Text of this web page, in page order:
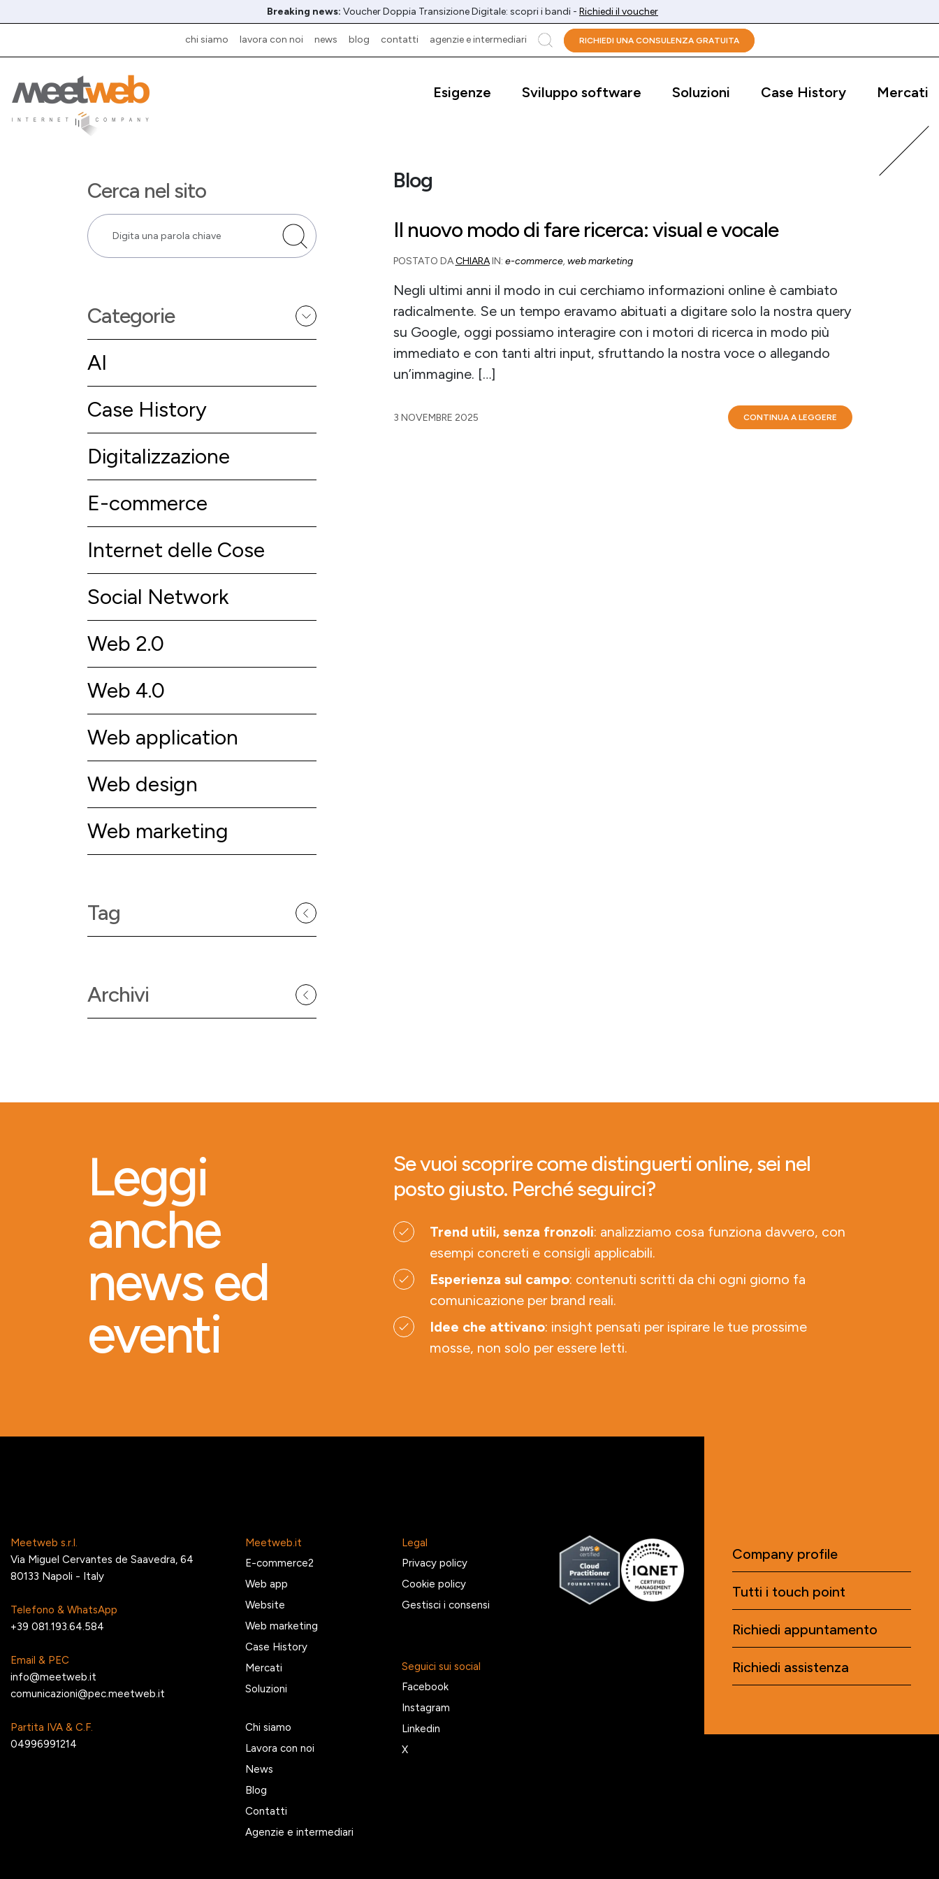
Breaking news: Voucher Doppia Transizione Digitale: scopri i bandi - Richiedi il voucher
chi siamo lavora con noi news blog contatti agenzie e intermediari cerca
RICHIEDI UNA CONSULENZA GRATUITA
Esigenze Sviluppo software Soluzioni Case History Mercati
Cerca nel sito
Categorie
AI
Case History
Digitalizzazione
E-commerce
Internet delle Cose
Social Network
Web 2.0
Web 4.0
Web application
Web design
Web marketing
Tag
Archivi
Blog
Il nuovo modo di fare ricerca: visual e vocale
POSTATO DACHIARAIN: e-commerce, web marketing
Negli ultimi anni il modo in cui cerchiamo informazioni online è cambiato
radicalmente. Se un tempo eravamo abituati a digitare solo la nostra query
su Google, oggi possiamo interagire con i motori di ricerca in modo più
immediato e con tanti altri input, sfruttando la nostra voce o allegando
un’immagine. […]
3 NOVEMBRE 2025 CONTINUA A LEGGERE
Leggi
anche
news ed
eventi
Se vuoi scoprire come distinguerti online, sei nel
posto giusto. Perché seguirci?
Trend utili, senza fronzoli: analizziamo cosa funziona davvero, con
esempi concreti e consigli applicabili.
Esperienza sul campo: contenuti scritti da chi ogni giorno fa
comunicazione per brand reali.
Idee che attivano: insight pensati per ispirare le tue prossime
mosse, non solo per essere letti.
Meetweb s.r.l.
Via Miguel Cervantes de Saavedra, 64
80133 Napoli - Italy
Telefono & WhatsApp
+39 081.193.64.584
Email & PEC
info@meetweb.it
comunicazioni@pec.meetweb.it
Partita IVA & C.F.
04996991214
Meetweb.it
E-commerce2
Web app
Website
Web marketing
Case History
Mercati
Soluzioni
Chi siamo
Lavora con noi
News
Blog
Contatti
Agenzie e intermediari
Legal
Privacy policy
Cookie policy
Gestisci i consensi
Seguici sui social
Facebook
Instagram
Linkedin
X
Company profile
Tutti i touch point
Richiedi appuntamento
Richiedi assistenza